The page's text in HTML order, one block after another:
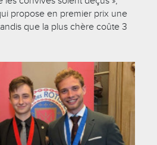
propose en premier prix une
que la plus chère coûte 3